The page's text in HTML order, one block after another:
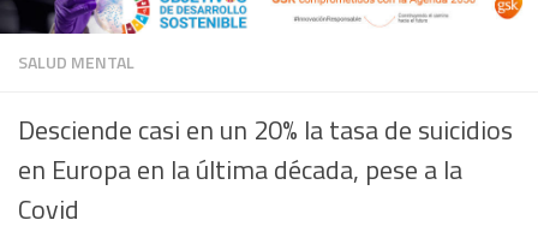
SALUD MENTAL
Desciende casi en un 20% la tasa de suicidios
en Europa en la última década, pese a la
Covid